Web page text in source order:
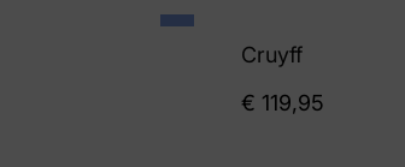
Cruyff
€ 119,95